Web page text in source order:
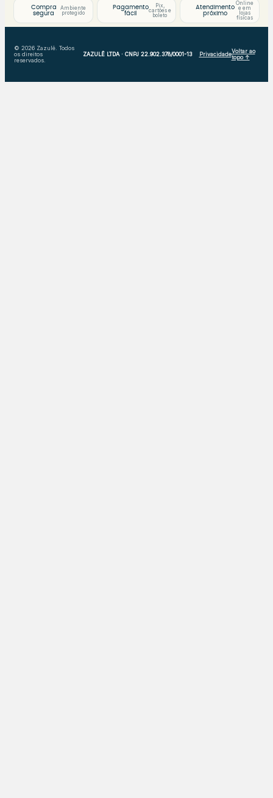
Compra
segura
Ambiente
protegido
Pagamento
fácil
Pix,
cartões e
boleto
Atendimento
próximo
Online
e em
lojas
físicas
© 2026 Zazulê. Todos
os direitos
reservados.
ZAZULÊ LTDA · CNPJ 22.902.378/0001-13 PrivacidadeVoltar ao
topo ↑